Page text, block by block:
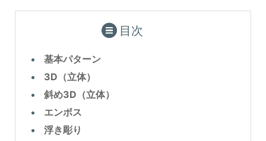
目次
基本パターン
3D（立体）
斜め3D（立体）
エンボス
浮き彫り